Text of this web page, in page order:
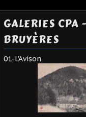
GALERIES CPA
BRUYÈRES
01-L'Avison